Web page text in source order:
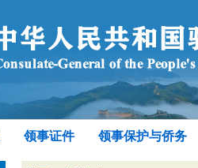
领事证件 领事保护与侨务